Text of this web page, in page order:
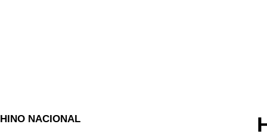
HINO NACIONAL